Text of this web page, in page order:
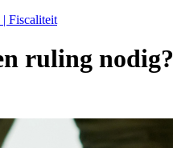
Fiscaliteit
ruling nodig?